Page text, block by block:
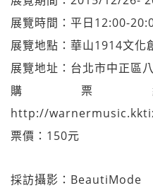
展覽時間：平日12:00-
展覽地點：華山1914文化
展覽地址：台北市中正區
購票
http://
票價：150元
採訪攝影：BeautiMode